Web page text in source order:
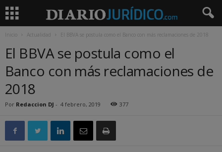
Inicio Actualidad El BBVA se postula como el Banco con más reclamaciones de 2018
El BBVA se postula como el
Banco con más reclamaciones de
2018
Por Redaccion DJ - 4 febrero, 2019 377